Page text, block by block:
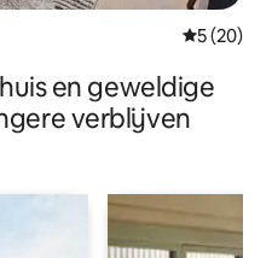
5 (20)
en geweldige
verblijven